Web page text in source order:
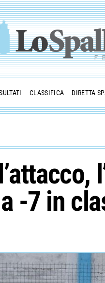
CLASSIFICA DIRETTA
-7 in